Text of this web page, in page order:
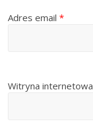
Adres email*
Witryna internetowa